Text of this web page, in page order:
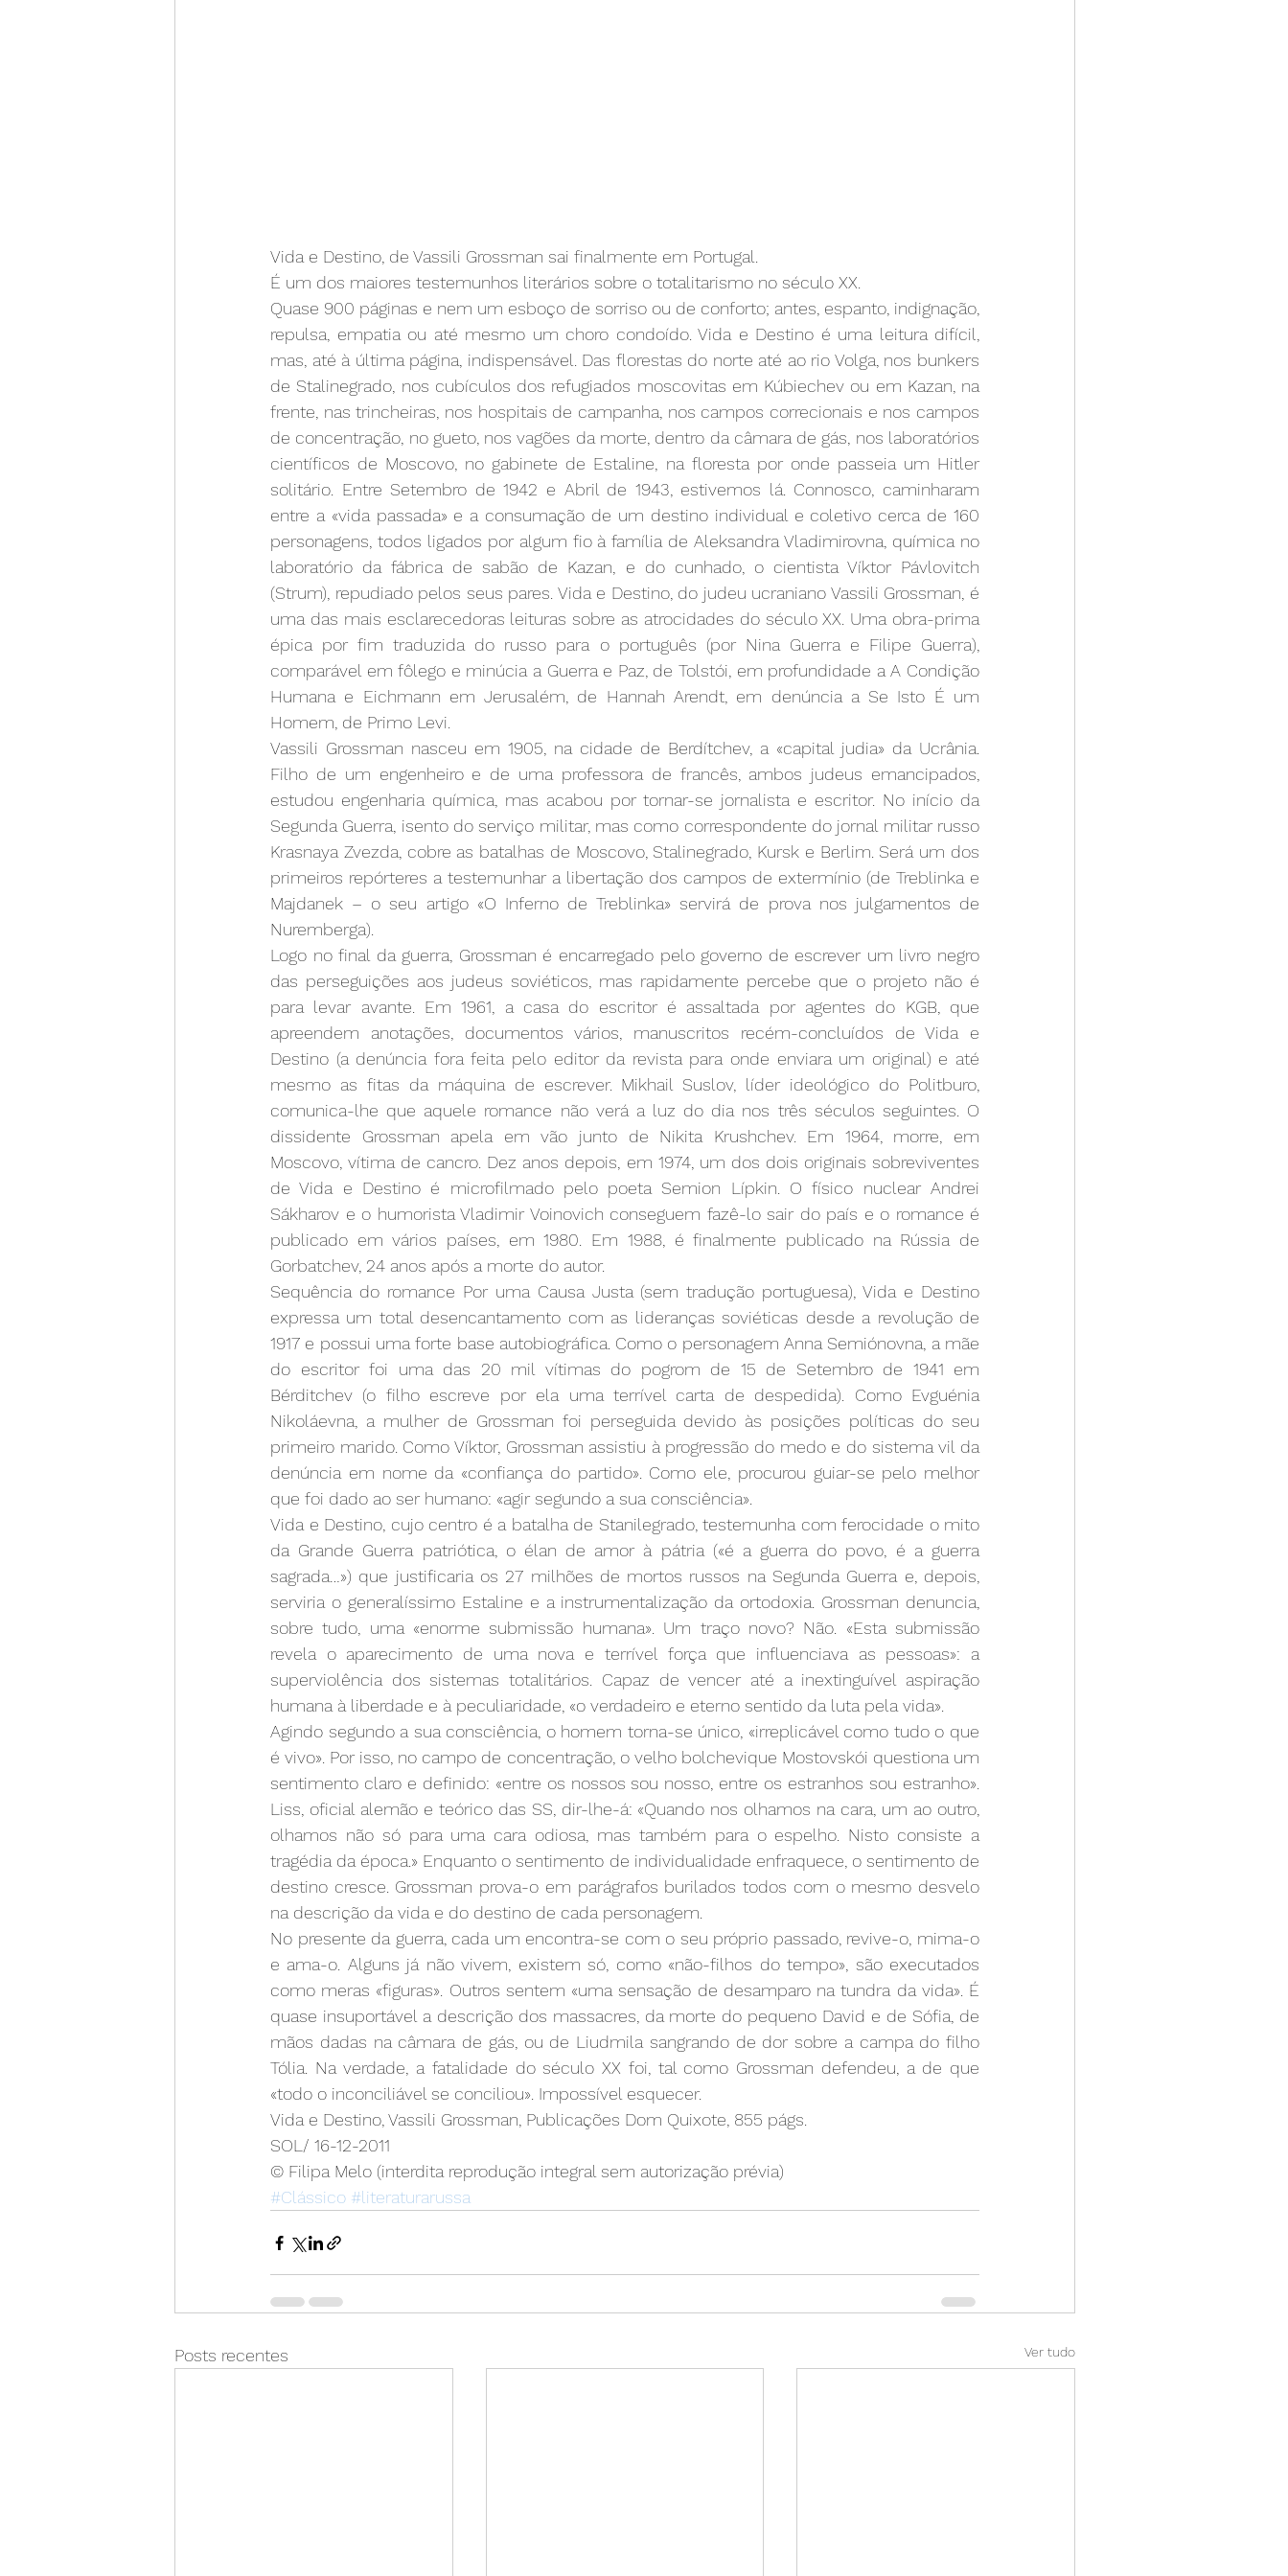
Vida e Destino, de Vassili Grossman sai finalmente em Portugal.
É um dos maiores testemunhos literários sobre o totalitarismo no século XX.
Quase 900 páginas e nem um esboço de sorriso ou de conforto; antes, espanto, indignação,
repulsa, empatia ou até mesmo um choro condoído. Vida e Destino é uma leitura difícil,
mas, até à última página, indispensável. Das florestas do norte até ao rio Volga, nos bunkers
de Stalinegrado, nos cubículos dos refugiados moscovitas em Kúbiechev ou em Kazan, na
frente, nas trincheiras, nos hospitais de campanha, nos campos correcionais e nos campos
de concentração, no gueto, nos vagões da morte, dentro da câmara de gás, nos laboratórios
científicos de Moscovo, no gabinete de Estaline, na floresta por onde passeia um Hitler
solitário. Entre Setembro de 1942 e Abril de 1943, estivemos lá. Connosco, caminharam
entre a «vida passada» e a consumação de um destino individual e coletivo cerca de 160
personagens, todos ligados por algum fio à família de Aleksandra Vladimirovna, química no
laboratório da fábrica de sabão de Kazan, e do cunhado, o cientista Víktor Pávlovitch
(Strum), repudiado pelos seus pares. Vida e Destino, do judeu ucraniano Vassili Grossman, é
uma das mais esclarecedoras leituras sobre as atrocidades do século XX. Uma obra-prima
épica por fim traduzida do russo para o português (por Nina Guerra e Filipe Guerra),
comparável em fôlego e minúcia a Guerra e Paz, de Tolstói, em profundidade a A Condição
Humana e Eichmann em Jerusalém, de Hannah Arendt, em denúncia a Se Isto É um
Homem, de Primo Levi.
Vassili Grossman nasceu em 1905, na cidade de Berdítchev, a «capital judia» da Ucrânia.
Filho de um engenheiro e de uma professora de francês, ambos judeus emancipados,
estudou engenharia química, mas acabou por tornar-se jornalista e escritor. No início da
Segunda Guerra, isento do serviço militar, mas como correspondente do jornal militar russo
Krasnaya Zvezda, cobre as batalhas de Moscovo, Stalinegrado, Kursk e Berlim. Será um dos
primeiros repórteres a testemunhar a libertação dos campos de extermínio (de Treblinka e
Majdanek – o seu artigo «O Inferno de Treblinka» servirá de prova nos julgamentos de
Nuremberga).
Logo no final da guerra, Grossman é encarregado pelo governo de escrever um livro negro
das perseguições aos judeus soviéticos, mas rapidamente percebe que o projeto não é
para levar avante. Em 1961, a casa do escritor é assaltada por agentes do KGB, que
apreendem anotações, documentos vários, manuscritos recém-concluídos de Vida e
Destino (a denúncia fora feita pelo editor da revista para onde enviara um original) e até
mesmo as fitas da máquina de escrever. Mikhail Suslov, líder ideológico do Politburo,
comunica-lhe que aquele romance não verá a luz do dia nos três séculos seguintes. O
dissidente Grossman apela em vão junto de Nikita Krushchev. Em 1964, morre, em
Moscovo, vítima de cancro. Dez anos depois, em 1974, um dos dois originais sobreviventes
de Vida e Destino é microfilmado pelo poeta Semion Lípkin. O físico nuclear Andrei
Sákharov e o humorista Vladimir Voinovich conseguem fazê-lo sair do país e o romance é
publicado em vários países, em 1980. Em 1988, é finalmente publicado na Rússia de
Gorbatchev, 24 anos após a morte do autor.
Sequência do romance Por uma Causa Justa (sem tradução portuguesa), Vida e Destino
expressa um total desencantamento com as lideranças soviéticas desde a revolução de
1917 e possui uma forte base autobiográfica. Como o personagem Anna Semiónovna, a mãe
do escritor foi uma das 20 mil vítimas do pogrom de 15 de Setembro de 1941 em
Bérditchev (o filho escreve por ela uma terrível carta de despedida). Como Evguénia
Nikoláevna, a mulher de Grossman foi perseguida devido às posições políticas do seu
primeiro marido. Como Víktor, Grossman assistiu à progressão do medo e do sistema vil da
denúncia em nome da «confiança do partido». Como ele, procurou guiar-se pelo melhor
que foi dado ao ser humano: «agir segundo a sua consciência».
Vida e Destino, cujo centro é a batalha de Stanilegrado, testemunha com ferocidade o mito
da Grande Guerra patriótica, o élan de amor à pátria («é a guerra do povo, é a guerra
sagrada…») que justificaria os 27 milhões de mortos russos na Segunda Guerra e, depois,
serviria o generalíssimo Estaline e a instrumentalização da ortodoxia. Grossman denuncia,
sobre tudo, uma «enorme submissão humana». Um traço novo? Não. «Esta submissão
revela o aparecimento de uma nova e terrível força que influenciava as pessoas»: a
superviolência dos sistemas totalitários. Capaz de vencer até a inextinguível aspiração
humana à liberdade e à peculiaridade, «o verdadeiro e eterno sentido da luta pela vida».
Agindo segundo a sua consciência, o homem torna-se único, «irreplicável como tudo o que
é vivo». Por isso, no campo de concentração, o velho bolchevique Mostovskói questiona um
sentimento claro e definido: «entre os nossos sou nosso, entre os estranhos sou estranho».
Liss, oficial alemão e teórico das SS, dir-lhe-á: «Quando nos olhamos na cara, um ao outro,
olhamos não só para uma cara odiosa, mas também para o espelho. Nisto consiste a
tragédia da época.» Enquanto o sentimento de individualidade enfraquece, o sentimento de
destino cresce. Grossman prova-o em parágrafos burilados todos com o mesmo desvelo
na descrição da vida e do destino de cada personagem.
No presente da guerra, cada um encontra-se com o seu próprio passado, revive-o, mima-o
e ama-o. Alguns já não vivem, existem só, como «não-filhos do tempo», são executados
como meras «figuras». Outros sentem «uma sensação de desamparo na tundra da vida». É
quase insuportável a descrição dos massacres, da morte do pequeno David e de Sófia, de
mãos dadas na câmara de gás, ou de Liudmila sangrando de dor sobre a campa do filho
Tólia. Na verdade, a fatalidade do século XX foi, tal como Grossman defendeu, a de que
«todo o inconciliável se conciliou». Impossível esquecer.
Vida e Destino, Vassili Grossman, Publicações Dom Quixote, 855 págs.
SOL/ 16-12-2011
© Filipa Melo (interdita reprodução integral sem autorização prévia)
#Clássico #literaturarussa
Posts recentes Ver tudo